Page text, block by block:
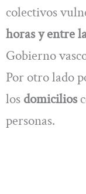
colectivos
horas y entre
Gobierno
Por otro lado
los domicilios
personas.